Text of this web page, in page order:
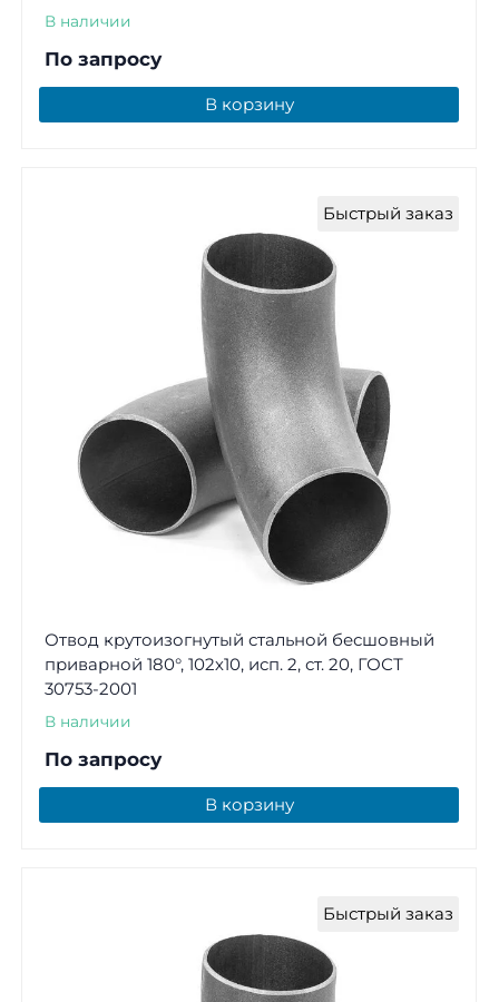
В наличии
По запросу
В корзину
Быстрый заказ
Отвод крутоизогнутый стальной бесшовный
приварной 180°, 102х10, исп. 2, ст. 20, ГОСТ
30753-2001
В наличии
По запросу
В корзину
Быстрый заказ